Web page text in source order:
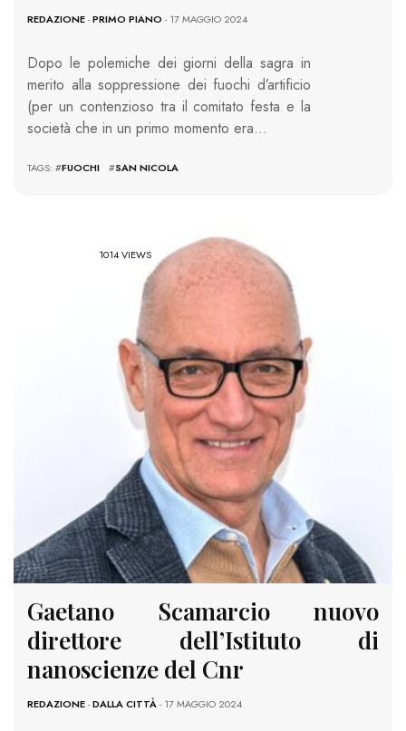
REDAZIONE-PRIMO PIANO - 17 MAGGIO 2024
Dopo le polemiche dei giorni della sagra in
merito alla soppressione dei fuochi d’artificio
(per un contenzioso tra il comitato festa e la
società che in un primo momento era…
TAGS: #FUOCHI #SAN NICOLA
1014 VIEWS
Gaetano Scamarcio nuovo
direttore dell’Istituto di
nanoscienze del Cnr
REDAZIONE-DALLA CITTÀ- 17 MAGGIO 2024